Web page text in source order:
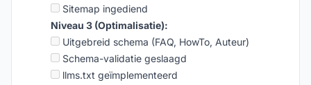
Sitemap ingediend
Niveau 3 (Optimalisatie):
Uitgebreid schema (FAQ, HowTo, Auteur)
Schema-validatie geslaagd
llms.txt geïmplementeerd